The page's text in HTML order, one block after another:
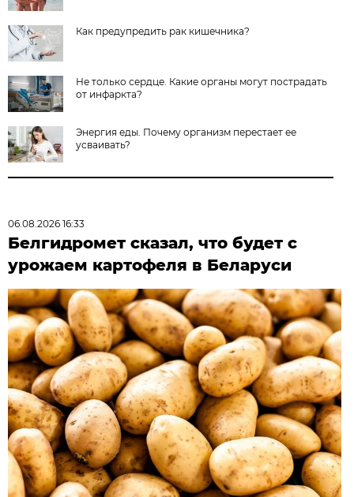
Как предупредить рак кишечника?
Не только сердце. Какие органы могут пострадать
от инфаркта?
Энергия еды. Почему организм перестает ее
усваивать?
06.08.2026 16:33
Белгидромет сказал, что будет с
урожаем картофеля в Беларуси